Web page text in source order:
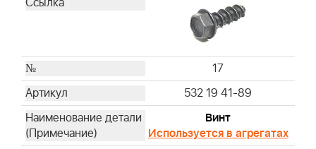
17
532 19 41-89
Винт
Используется в агрегатах